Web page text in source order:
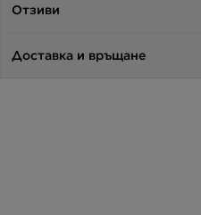
Отзиви
Доставка и връщане